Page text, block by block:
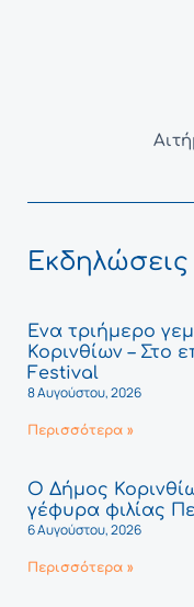
Εκδηλώσεις
Ένα τριήμερο
Κορινθίων – Στο
Festival
8 Αυγούστου, 2026
Περισσότερα »
Ο Δήμος
γέφυρα φιλίας
6 Αυγούστου, 2026
Περισσότερα »